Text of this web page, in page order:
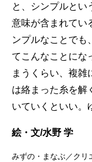
と、シンプルとい
意味が含まれてい
ンプルなことでも
てこんなことにな
まうくらい、複雑
は絡まった糸を解
いていくといい。
絵・文/水野 学
みずの・まなぶ／クリ